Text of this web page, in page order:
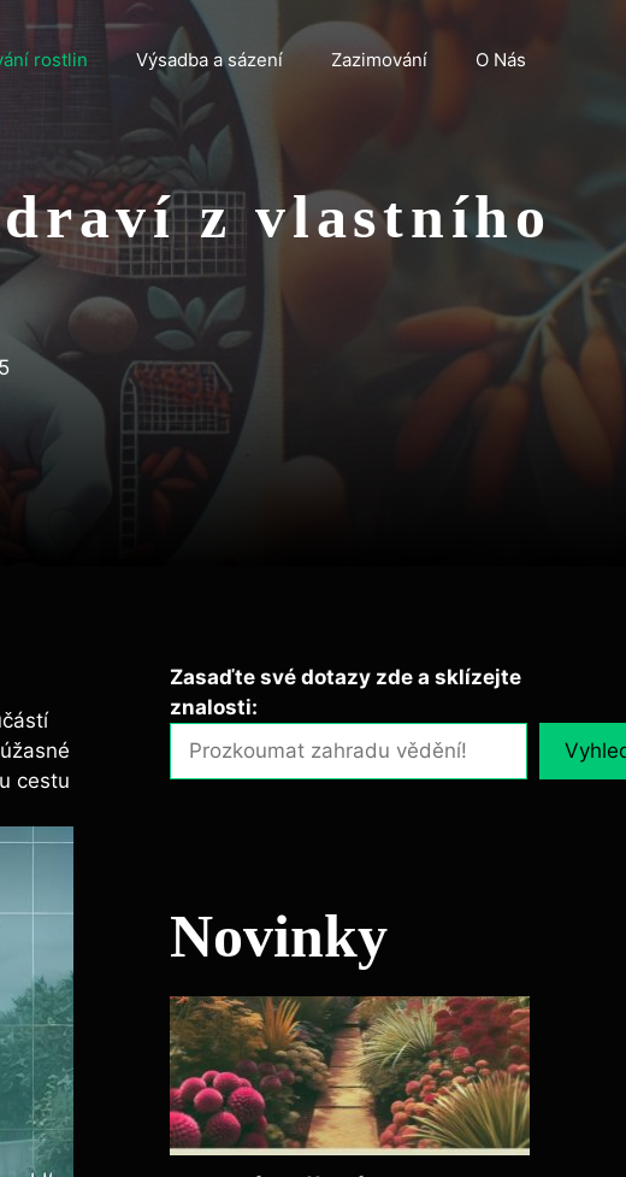
rostlin Výsadba a sázení Zazimování O Nás
z vlastního
cestu
Zasaďte své dotazy zde a sklízejte
znalosti:
Novinky